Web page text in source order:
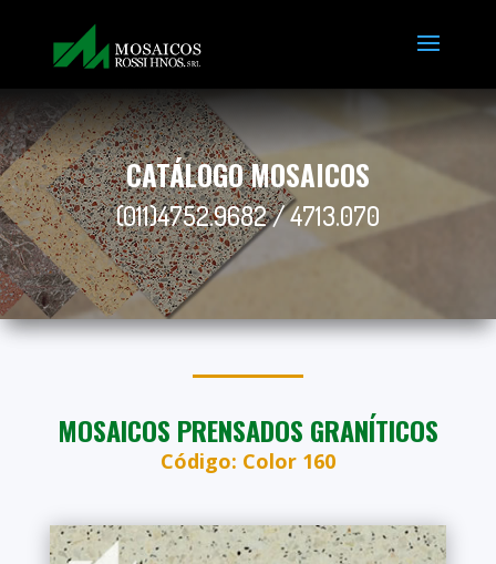
CATÁLOGO MOSAICOS
(011)4752.9682 / 4713.070
MOSAICOS PRENSADOS GRANÍTICOS
Código: Color 160